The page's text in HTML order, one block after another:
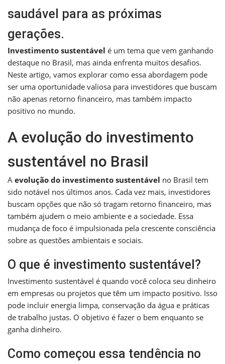
saudável para as próximas
gerações.
Investimento sustentável é um tema que vem ganhando
destaque no Brasil, mas ainda enfrenta muitos desafios.
Neste artigo, vamos explorar como essa abordagem pode
ser uma oportunidade valiosa para investidores que buscam
não apenas retorno financeiro, mas também impacto
positivo no mundo.
A evolução do investimento
sustentável no Brasil
A evolução do investimento sustentável no Brasil tem
sido notável nos últimos anos. Cada vez mais, investidores
buscam opções que não só tragam retorno financeiro, mas
também ajudem o meio ambiente e a sociedade. Essa
mudança de foco é impulsionada pela crescente consciência
sobre as questões ambientais e sociais.
O que é investimento sustentável?
Investimento sustentável é quando você coloca seu dinheiro
em empresas ou projetos que têm um impacto positivo. Isso
pode incluir energia limpa, conservação da água e práticas
de trabalho justas. O objetivo é fazer o bem enquanto se
ganha dinheiro.
Como começou essa tendência no